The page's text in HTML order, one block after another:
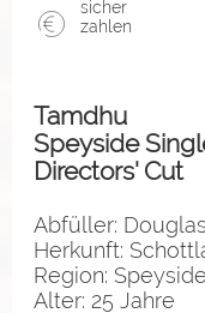
sicher
zahlen
Tamdhu
Speyside
Directors' Cut
Abfüller:
Herkunft:
Region: Speyside
Alter: 25 Jahre